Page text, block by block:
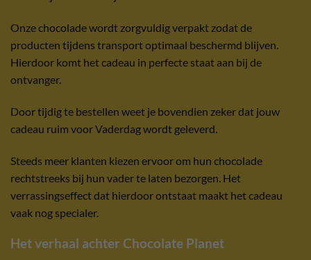
Onze chocolade wordt zorgvuldig verpakt zodat de
producten tijdens transport optimaal beschermd blijven.
Hierdoor komt het cadeau in perfecte staat aan bij de
ontvanger.
Door tijdig te bestellen weet je bovendien zeker dat jouw
cadeau ruim voor Vaderdag wordt geleverd.
Steeds meer klanten kiezen ervoor om hun chocolade
rechtstreeks bij hun vader te laten bezorgen. Het
verrassingseffect dat hierdoor ontstaat maakt het cadeau
vaak nog specialer.
Het verhaal achter Chocolate Planet